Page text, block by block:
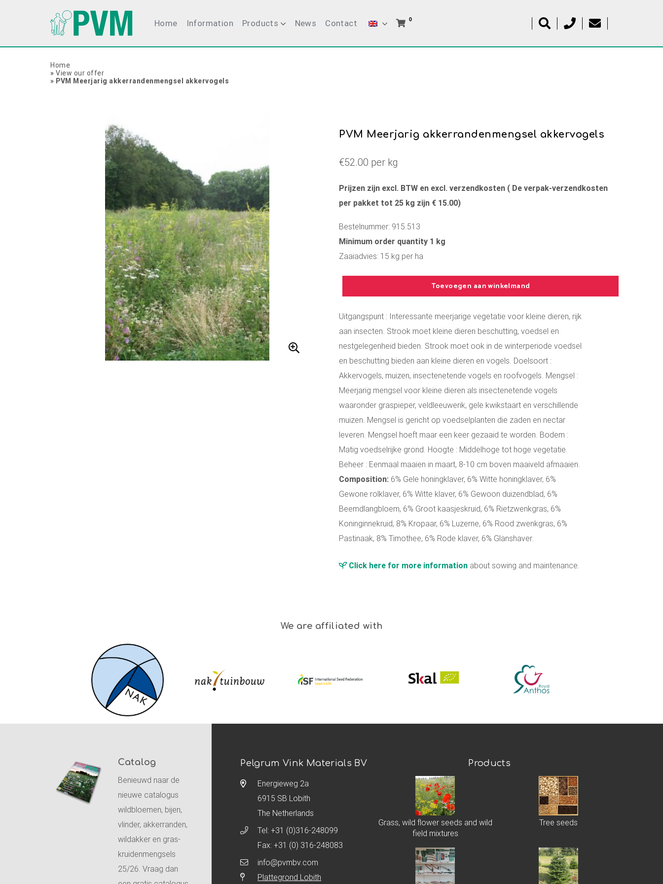
Home Information Products News Contact 0
Home
» View our offer
» PVM Meerjarig akkerrandenmengsel akkervogels
PVM Meerjarig akkerrandenmengsel akkervogels
€52.00 per kg
Prijzen zijn excl. BTW en excl. verzendkosten ( De verpak-verzendkosten
per pakket tot 25 kg zijn € 15.00)
Bestelnummer: 915.513
Minimum order quantity 1 kg
Zaaiadvies: 15 kg per ha
Toevoegen aan winkelmand
Uitgangspunt : Interessante meerjarige vegetatie voor kleine dieren, rijk
aan insecten. Strook moet kleine dieren beschutting, voedsel en
nestgelegenheid bieden. Strook moet ook in de winterperiode voedsel
en beschutting bieden aan kleine dieren en vogels. Doelsoort :
Akkervogels, muizen, insectenetende vogels en roofvogels. Mengsel :
Meerjarig mengsel voor kleine dieren als insectenetende vogels
waaronder graspieper, veldleeuwerik, gele kwikstaart en verschillende
muizen. Mengsel is gericht op voedselplanten die zaden en nectar
leveren. Mengsel hoeft maar een keer gezaaid te worden. Bodem :
Matig voedselrijke grond. Hoogte : Middelhoge tot hoge vegetatie.
Beheer : Eenmaal maaien in maart, 8-10 cm boven maaiveld afmaaien.
Composition: 6% Gele honingklaver, 6% Witte honingklaver, 6%
Gewone rolklaver, 6% Witte klaver, 6% Gewoon duizendblad, 6%
Beemdlangbloem, 6% Groot kaasjeskruid, 6% Rietzwenkgras, 6%
Koninginnekruid, 8% Kropaar, 6% Luzerne, 6% Rood zwenkgras, 6%
Pastinaak, 8% Timothee, 6% Rode klaver, 6% Glanshaver.
Click here for more information about sowing and maintenance.
We are affiliated with
Catalog
Benieuwd naar de
nieuwe catalogus
wildbloemen, bijen,
vlinder, akkerranden,
wildakker en gras-
kruidenmengsels
25/26. Vraag dan
Pelgrum Vink Materials BV
Energieweg 2a
6915 SB Lobith
The Netherlands
Tel:+31 (0)316-248099
Fax: +31 (0) 316-248083
info@pvmbv.com
Plattegrond Lobith
Products
Grass, wild flower seeds and wild
field mixtures
Tree seeds